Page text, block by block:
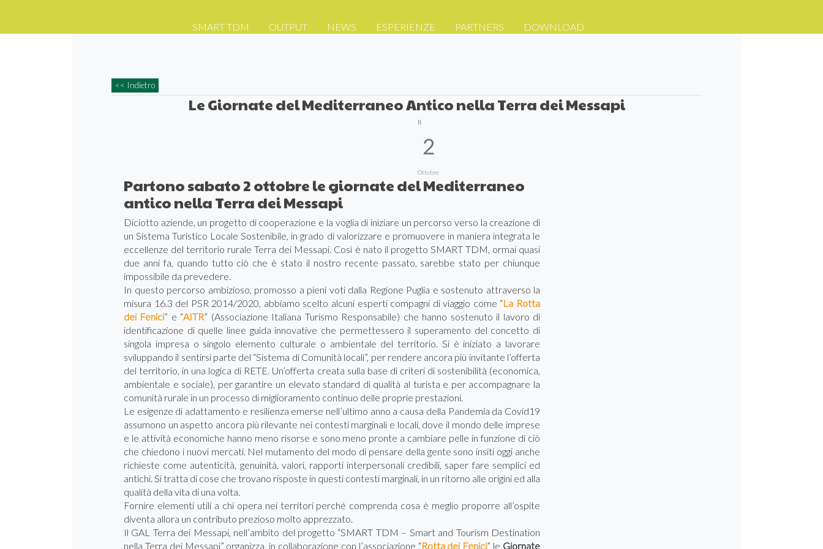
SMART TDM OUTPUT NEWS ESPERIENZE PARTNERS DOWNLOAD
<< Indietro
Le Giornate del Mediterraneo Antico nella Terra dei Messapi
Il
2
Ottobre
Partono sabato 2 ottobre le giornate del Mediterraneo
antico nella Terra dei Messapi
Diciotto aziende, un progetto di cooperazione e la voglia di iniziare un percorso verso la creazione di
un Sistema Turistico Locale Sostenibile, in grado di valorizzare e promuovere in maniera integrata le
eccellenze del territorio rurale Terra dei Messapi. Così è nato il progetto SMART TDM, ormai quasi
due anni fa, quando tutto ciò che è stato il nostro recente passato, sarebbe stato per chiunque
impossibile da prevedere.
In questo percorso ambizioso, promosso a pieni voti dalla Regione Puglia e sostenuto attraverso la
misura 16.3 del PSR 2014/2020, abbiamo scelto alcuni esperti compagni di viaggio come “La Rotta
dei Fenici” e “AITR” (Associazione Italiana Turismo Responsabile) che hanno sostenuto il lavoro di
identificazione di quelle linee guida innovative che permettessero il superamento del concetto di
singola impresa o singolo elemento culturale o ambientale del territorio. Si è iniziato a lavorare
sviluppando il sentirsi parte del “Sistema di Comunità locali”, per rendere ancora più invitante l’offerta
del territorio, in una logica di RETE. Un’offerta creata sulla base di criteri di sostenibilità (economica,
ambientale e sociale), per garantire un elevato standard di qualità al turista e per accompagnare la
comunità rurale in un processo di miglioramento continuo delle proprie prestazioni.
Le esigenze di adattamento e resilienza emerse nell’ultimo anno a causa della Pandemia da Covid19
assumono un aspetto ancora più rilevante nei contesti marginali e locali, dove il mondo delle imprese
e le attività economiche hanno meno risorse e sono meno pronte a cambiare pelle in funzione di ciò
che chiedono i nuovi mercati. Nel mutamento del modo di pensare della gente sono insiti oggi anche
richieste come autenticità, genuinità, valori, rapporti interpersonali credibili, saper fare semplici ed
antichi. Si tratta di cose che trovano risposte in questi contesti marginali, in un ritorno alle origini ed alla
qualità della vita di una volta.
Fornire elementi utili a chi opera nei territori perché comprenda cosa è meglio proporre all’ospite
diventa allora un contributo prezioso molto apprezzato.
Il GAL Terra dei Messapi, nell’ambito del progetto “SMART TDM – Smart and Tourism Destination
nella Terra dei Messapi” organizza, in collaborazione con l’associazione “Rotta dei Fenici” le Giornate